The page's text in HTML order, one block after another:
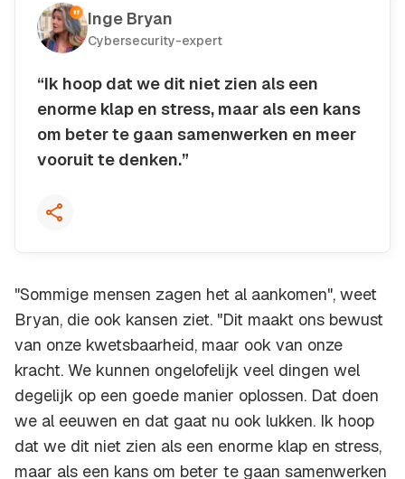
Inge Bryan
Cybersecurity-expert
“Ik hoop dat we dit niet zien als een
enorme klap en stress, maar als een kans
om beter te gaan samenwerken en meer
vooruit te denken.”
Kopieer quote
"Sommige mensen zagen het al aankomen", weet
Bryan, die ook kansen ziet. "Dit maakt ons bewust
van onze kwetsbaarheid, maar ook van onze
kracht. We kunnen ongelofelijk veel dingen wel
degelijk op een goede manier oplossen. Dat doen
we al eeuwen en dat gaat nu ook lukken. Ik hoop
dat we dit niet zien als een enorme klap en stress,
maar als een kans om beter te gaan samenwerken